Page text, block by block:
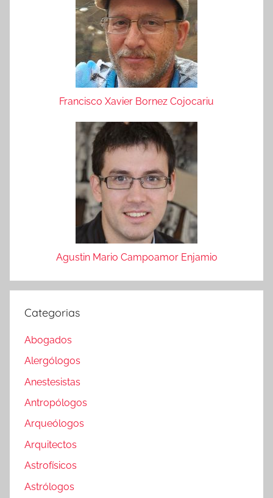
Francisco Xavier Bornez Cojocariu
Agustin Mario Campoamor Enjamio
Categorias
Abogados
Alergólogos
Anestesistas
Antropólogos
Arqueólogos
Arquitectos
Astrofísicos
Astrólogos